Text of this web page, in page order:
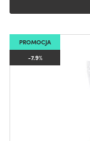
PROMOCJA
-7.9%